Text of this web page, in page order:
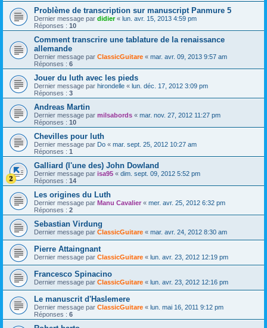
Problème de transcription sur manuscript Panmure 5
Dernier message par didier« lun. avr. 15, 2013 4:59 pm
Réponses : 10
Comment transcrire une tablature de la renaissance
allemande
Dernier message par ClassicGuitare « mar. avr. 09, 2013 9:57 am
Réponses : 6
Jouer du luth avec les pieds
Dernier message par hirondelle « lun. déc. 17, 2012 3:09 pm
Réponses : 3
Andreas Martin
Dernier message par milsabords « mar. nov. 27, 2012 11:27 pm
Réponses : 10
Chevilles pour luth
Dernier message par Do « mar. sept. 25, 2012 10:27 am
Réponses : 1
Galliard (l'une des) John Dowland
Dernier message par isa95 « dim. sept. 09, 2012 5:52 pm
Réponses : 14
Les origines du Luth
Dernier message par Manu Cavalier « mer. avr. 25, 2012 6:32 pm
Réponses : 2
Sebastian Virdung
Dernier message par ClassicGuitare « mar. avr. 24, 2012 8:30 am
Pierre Attaingnant
Dernier message par ClassicGuitare « lun. avr. 23, 2012 12:19 pm
Francesco Spinacino
Dernier message par ClassicGuitare « lun. avr. 23, 2012 12:16 pm
Le manuscrit d'Haslemere
Dernier message par ClassicGuitare « lun. mai 16, 2011 9:12 pm
Réponses : 6